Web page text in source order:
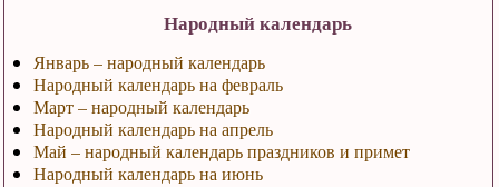
Народный календарь
Январь – народный календарь
Народный календарь на февраль
Март – народный календарь
Народный календарь на апрель
Май – народный календарь праздников и примет
Народный календарь на июнь